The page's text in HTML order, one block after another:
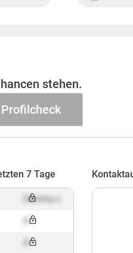
stehen.
Profilcheck
7 Tage
Dummy x